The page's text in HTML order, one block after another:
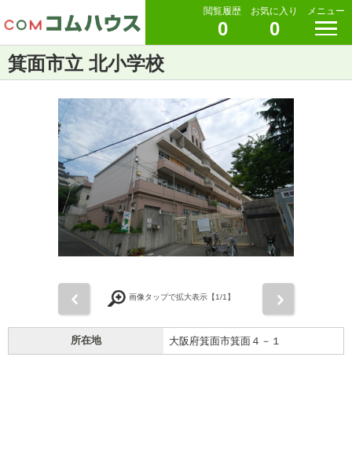
閲覧履歴
0
お気に入り
0
メニュー
箕面市立 北小学校
画像タップで拡大表示【1/1】
所在地 大阪府箕面市箕面４－１